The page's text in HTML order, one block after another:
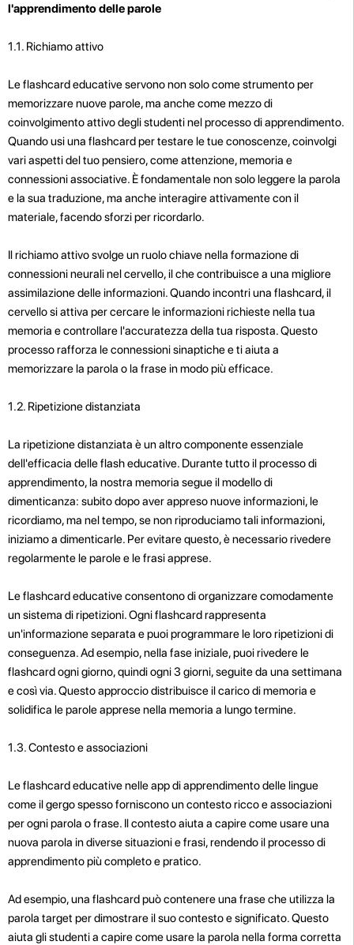
l'apprendimento delle parole
1.1. Richiamo attivo
Le flashcard educative servono non solo come strumento per
memorizzare nuove parole, ma anche come mezzo di
coinvolgimento attivo degli studenti nel processo di apprendimento.
Quando usi una flashcard per testare le tue conoscenze, coinvolgi
vari aspetti del tuo pensiero, come attenzione, memoria e
connessioni associative. È fondamentale non solo leggere la parola
e la sua traduzione, ma anche interagire attivamente con il
materiale, facendo sforzi per ricordarlo.
Il richiamo attivo svolge un ruolo chiave nella formazione di
connessioni neurali nel cervello, il che contribuisce a una migliore
assimilazione delle informazioni. Quando incontri una flashcard, il
cervello si attiva per cercare le informazioni richieste nella tua
memoria e controllare l'accuratezza della tua risposta. Questo
processo rafforza le connessioni sinaptiche e ti aiuta a
memorizzare la parola o la frase in modo più efficace.
1.2. Ripetizione distanziata
La ripetizione distanziata è un altro componente essenziale
dell'efficacia delle flash educative. Durante tutto il processo di
apprendimento, la nostra memoria segue il modello di
dimenticanza: subito dopo aver appreso nuove informazioni, le
ricordiamo, ma nel tempo, se non riproduciamo tali informazioni,
iniziamo a dimenticarle. Per evitare questo, è necessario rivedere
regolarmente le parole e le frasi apprese.
Le flashcard educative consentono di organizzare comodamente
un sistema di ripetizioni. Ogni flashcard rappresenta
un'informazione separata e puoi programmare le loro ripetizioni di
conseguenza. Ad esempio, nella fase iniziale, puoi rivedere le
flashcard ogni giorno, quindi ogni 3 giorni, seguite da una settimana
e così via. Questo approccio distribuisce il carico di memoria e
solidifica le parole apprese nella memoria a lungo termine.
1.3. Contesto e associazioni
Le flashcard educative nelle app di apprendimento delle lingue
come il gergo spesso forniscono un contesto ricco e associazioni
per ogni parola o frase. Il contesto aiuta a capire come usare una
nuova parola in diverse situazioni e frasi, rendendo il processo di
apprendimento più completo e pratico.
Ad esempio, una flashcard può contenere una frase che utilizza la
parola target per dimostrare il suo contesto e significato. Questo
aiuta gli studenti a capire come usare la parola nella forma corretta